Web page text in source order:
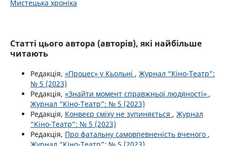
Мистецька хроніка
Статті цього автора (авторів), які найбільше
читають
Редакція, «Процес» у Кьольні , Журнал “Кіно-Театр”:
№ 5 (2023)
Редакція, «Знайти момент справжньої людяності» ,
Журнал “Кіно-Театр”: № 5 (2023)
Редакція, Конвеєр сміху не зупиняється , Журнал
“Кіно-Театр”: № 5 (2023)
Редакція, Про фатальну самовпевненість вченого ,